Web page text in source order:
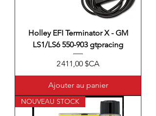
Holley EFI Terminator X - GM
LS1/LS6 550-903 gtpracing
Prix
2 411,00 $CA
Ajouter au panier
NOUVEAU STOCK